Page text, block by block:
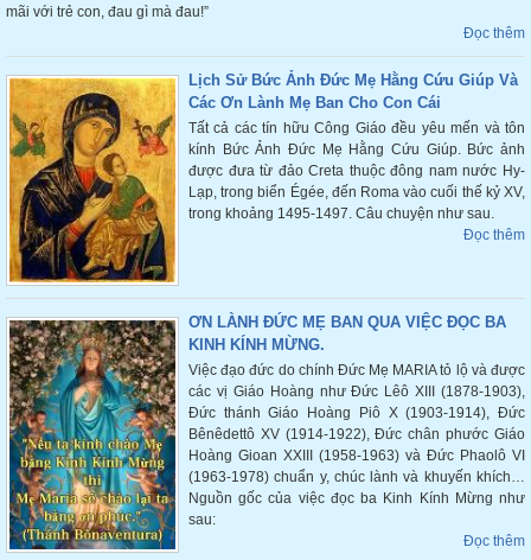
mãi với trẻ con, đau gì mà đau!”
Đọc thêm
Lịch Sử Bức Ảnh Đức Mẹ Hằng Cứu Giúp Và
Các Ơn Lành Mẹ Ban Cho Con Cái
Tất cả các tín hữu Công Giáo đều yêu mến và tôn
kính Bức Ảnh Đức Mẹ Hằng Cứu Giúp. Bức ảnh
được đưa từ đảo Creta thuộc đông nam nước Hy-
Lạp, trong biển Égée, đến Roma vào cuối thế kỷ XV,
trong khoảng 1495-1497. Câu chuyện như sau.
Đọc thêm
ƠN LÀNH ĐỨC MẸ BAN QUA VIỆC ĐỌC BA
KINH KÍNH MỪNG.
Việc đạo đức do chính Đức Mẹ MARIA tỏ lộ và được
các vị Giáo Hoàng như Đức Lêô XIII (1878-1903),
Đức thánh Giáo Hoàng Piô X (1903-1914), Đức
Bênêdettô XV (1914-1922), Đức chân phước Giáo
Hoàng Gioan XXIII (1958-1963) và Đức Phaolô VI
(1963-1978) chuẩn y, chúc lành và khuyến khích…
Nguồn gốc của việc đọc ba Kinh Kính Mừng như
sau:
Đọc thêm